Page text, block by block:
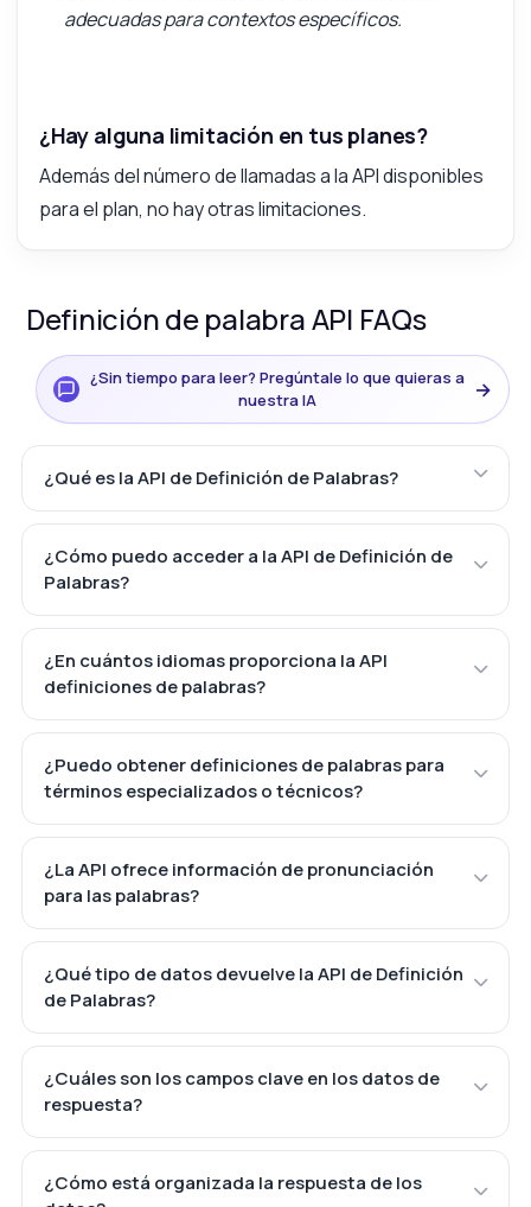
adecuadas para contextos específicos.
¿Hay alguna limitación en tus planes?
Además del número de llamadas a la API disponibles
para el plan, no hay otras limitaciones.
Definición de palabra API FAQs
¿Sin tiempo para leer? Pregúntale lo que quieras a
nuestra IA
→
¿Qué es la API de Definición de Palabras?
¿Cómo puedo acceder a la API de Definición de
Palabras?
¿En cuántos idiomas proporciona la API
definiciones de palabras?
¿Puedo obtener definiciones de palabras para
términos especializados o técnicos?
¿La API ofrece información de pronunciación
para las palabras?
¿Qué tipo de datos devuelve la API de Definición
de Palabras?
¿Cuáles son los campos clave en los datos de
respuesta?
¿Cómo está organizada la respuesta de los